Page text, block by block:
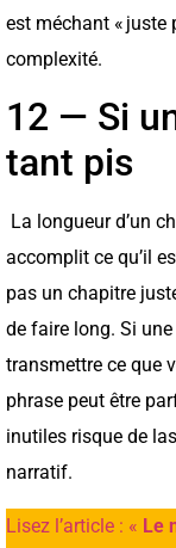
est méchant « juste
complexité.
12 — Si
tant pis
La longueur d’un
accomplit ce qu’il
pas un chapitre
de faire long. Si
transmettre ce que
phrase peut être
inutiles risque de
narratif.
Lisez l’article : « Le